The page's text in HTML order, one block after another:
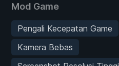
Mod Game
Pengali Kecepatan Game
Kamera Bebas